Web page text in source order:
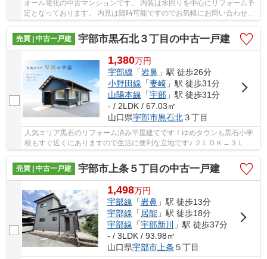
オール電化の中古マンションです。 内装は水回りを中心にリフォーム予
定となっております。 内見は随時可能ですのでお気軽にお問い合わせく
売買 | 中古一戸建
宇部市黒石北３丁目の中古一戸建
1,380万円
宇部線 「岩鼻」駅 徒歩26分
小野田線 「妻崎」駅 徒歩31分
山陽本線 「宇部」駅 徒歩31分
- / 2LDK / 67.03㎡
山口県宇部市黒石北３丁目
人気エリア黒石のリフォーム済み平屋建てです！ゆめタウンも黒石小学
校もすぐ近くにありますので生活に便利な立地です♪ ２ＬＤＫ→３ＬＤ
売買 | 中古一戸建
宇部市上条５丁目の中古一戸建
1,498万円
宇部線 「岩鼻」駅 徒歩13分
宇部線 「 居能」駅 徒歩18分
宇部線 「宇部新川
」駅 徒歩37分
- / 3LDK / 93.98㎡
山口県宇部市上条 ５丁目